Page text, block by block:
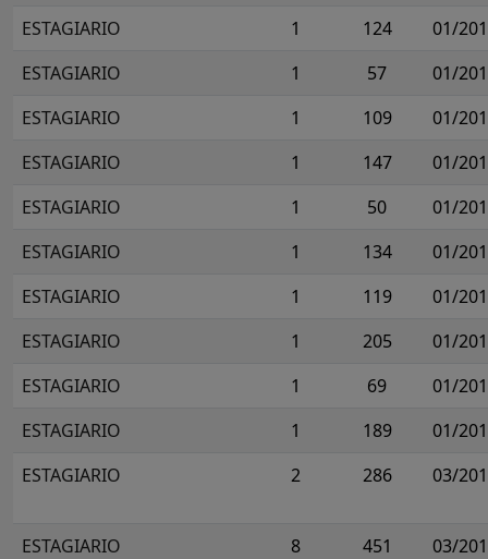
ESTAGIARIO
1 124
01/
ESTAGIARIO
1 57
01/
ESTAGIARIO
1 109
01/
ESTAGIARIO
1 147
01/
ESTAGIARIO
1 50
01/
ESTAGIARIO
1 134
01/
ESTAGIARIO
1 119
01/
ESTAGIARIO
1 205
01/
ESTAGIARIO
1 69
01/
ESTAGIARIO
1 189
01/
ESTAGIARIO
2 286 03/
ESTAGIARIO 8 451 03/